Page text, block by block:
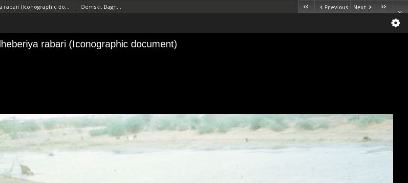
Flock of sheep, dheberiya rabari (Iconographic document) Demski, Dagnosław Previous Next